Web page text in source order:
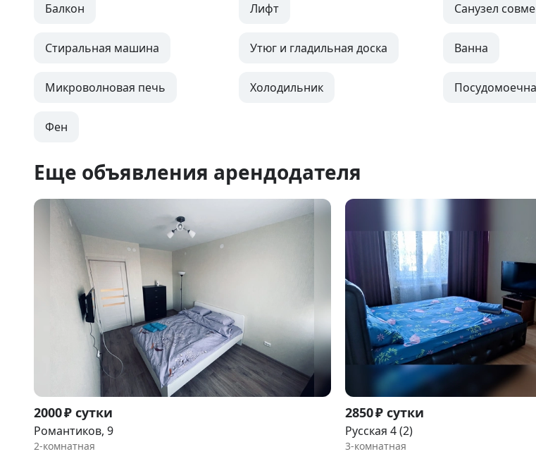
Балкон Лифт Санузел
Стиральная машина Утюг и гладильная доска Ванна
Микроволновая печь Холодильник
Фен
Еще объявления арендодателя
Item
1
of
2000 ₽ сутки
Романтиков, 9
2-комнатная
Item
1
of
2850 ₽ сутки
Русская 4 (2)
3-комнатная